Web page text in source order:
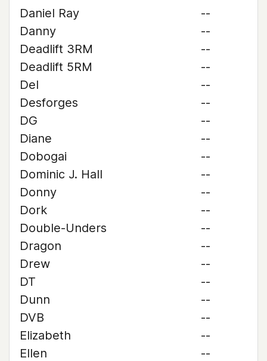
Daniel Ray
--
Danny
--
Deadlift 3RM
--
Deadlift 5RM
--
Del
--
Desforges
--
DG
--
Diane
--
Dobogai
--
Dominic J. Hall
--
Donny
--
Dork
--
Double-Unders
--
Dragon
--
Drew
--
DT
--
Dunn
--
DVB
--
Elizabeth
--
Ellen
--